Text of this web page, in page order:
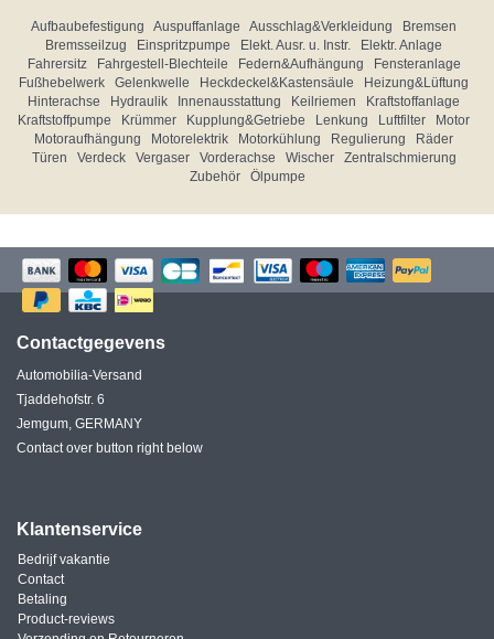
Aufbaubefestigung Auspuffanlage Ausschlag&Verkleidung
Bremsen
Bremsseilzug
Einspritzpumpe Elekt. Ausr. u. Instr.
Elektr. Anlage
Fahrersitz
Fahrgestell-Blechteile Federn&Aufhängung
Fensteranlage
Fußhebelwerk
Gelenkwelle Heckdeckel&Kastensäule
Heizung&Lüftung
Hinterachse
Hydraulik Innenausstattung Keilriemen
Kraftstoffanlage
Kraftstoffpumpe
Krümmer Kupplung&Getriebe Lenkung Luftfilter
Motor
Motoraufhängung
Motorelektrik Motorkühlung Regulierung
Räder
Türen
Verdeck Vergaser Vorderachse Wischer
Zentralschmierung
Zubehör
Ölpumpe
Contactgegevens
Automobilia-Versand
Tjaddehofstr. 6
Jemgum, GERMANY
Contact over button right below
Klantenservice
Bedrijf vakantie
Contact
Betaling
Product-reviews